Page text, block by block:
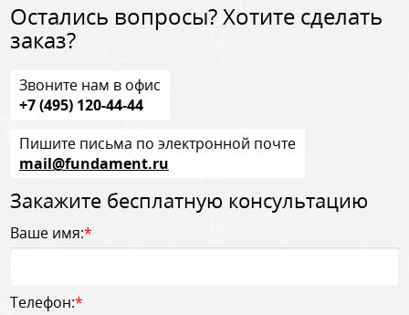
Остались вопросы? Хотите сделать
заказ?
Звоните нам в офис
+7 (495) 120-44-44
Пишите письма по электронной почте
mail@fundament.ru
Закажите бесплатную консультацию
Ваше имя:*
Телефон:*